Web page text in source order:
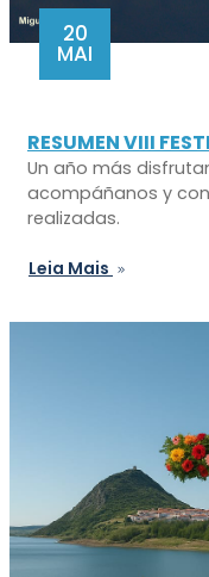
20
MAI
RESUMEN VIII
Un año más
acompáñanos y
realizadas.
Leia Mais